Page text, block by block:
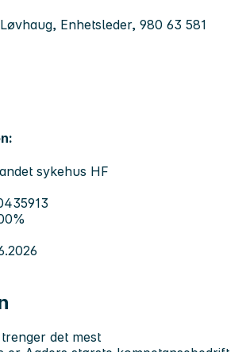
Enhetsleder, 980 63 581
sykehus HF
det mest